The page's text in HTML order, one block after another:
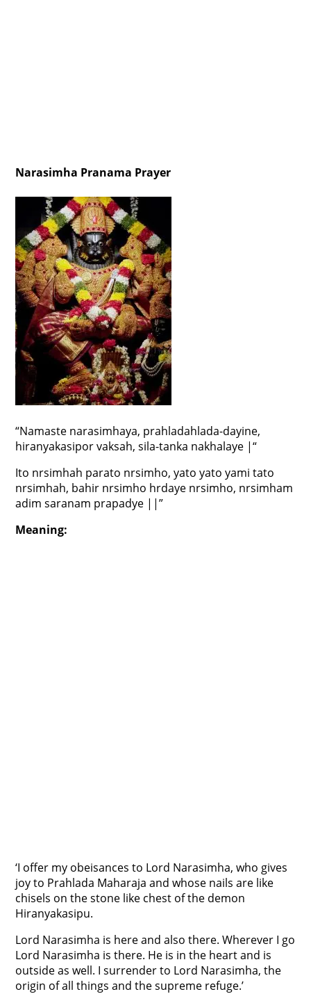
Narasimha Pranama Prayer
“Namaste narasimhaya, prahladahlada-dayine,
hiranyakasipor vaksah, sila-tanka nakhalaye |“
Ito nrsimhah parato nrsimho, yato yato yami tato
nrsimhah, bahir nrsimho hrdaye nrsimho, nrsimham
adim saranam prapadye ||”
Meaning:
‘I offer my obeisances to Lord Narasimha, who gives
joy to Prahlada Maharaja and whose nails are like
chisels on the stone like chest of the demon
Hiranyakasipu.
Lord Narasimha is here and also there. Wherever I go
Lord Narasimha is there. He is in the heart and is
outside as well. I surrender to Lord Narasimha, the
origin of all things and the supreme refuge.’